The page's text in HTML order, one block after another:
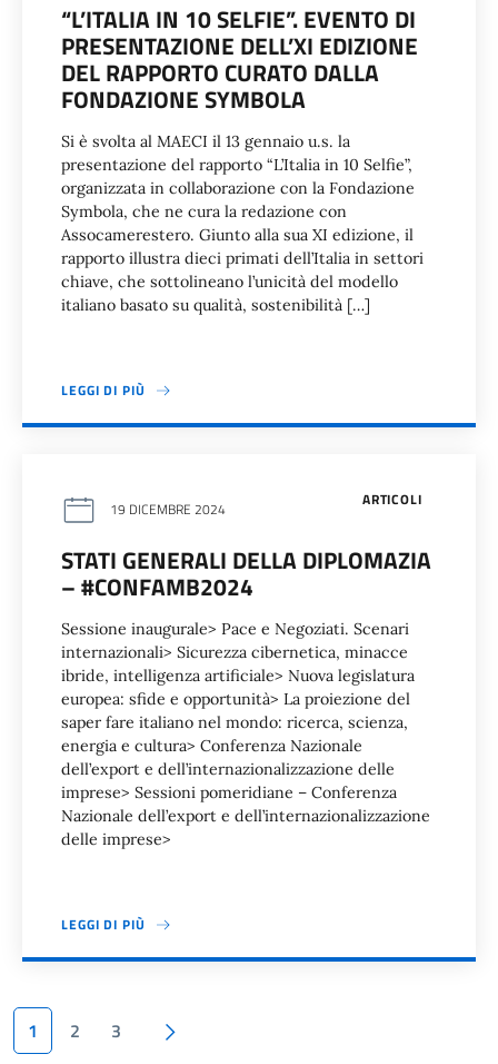
“L’ITALIA IN 10 SELFIE”. EVENTO DI
PRESENTAZIONE DELL’XI EDIZIONE
DEL RAPPORTO CURATO DALLA
FONDAZIONE SYMBOLA
Si è svolta al MAECI il 13 gennaio u.s. la
presentazione del rapporto “L’Italia in 10 Selfie”,
organizzata in collaborazione con la Fondazione
Symbola, che ne cura la redazione con
Assocamerestero. Giunto alla sua XI edizione, il
rapporto illustra dieci primati dell’Italia in settori
chiave, che sottolineano l’unicità del modello
italiano basato su qualità, sostenibilità […]
LEGGI DI PIÙ
ARTICOLI
19 DICEMBRE 2024
STATI GENERALI DELLA DIPLOMAZIA
– #CONFAMB2024
Sessione inaugurale> Pace e Negoziati. Scenari
internazionali> Sicurezza cibernetica, minacce
ibride, intelligenza artificiale> Nuova legislatura
europea: sfide e opportunità> La proiezione del
saper fare italiano nel mondo: ricerca, scienza,
energia e cultura> Conferenza Nazionale
dell’export e dell’internazionalizzazione delle
imprese> Sessioni pomeridiane – Conferenza
Nazionale dell’export e dell’internazionalizzazione
delle imprese>
LEGGI DI PIÙ
Paginazione
1 2 3